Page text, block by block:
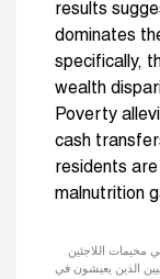
results
dominates
specifically,
wealth
Poverty
cash
residents are
malnutrition
مخيمات اللاجئين
الذين يعيشون في